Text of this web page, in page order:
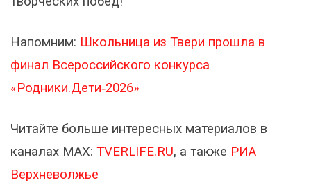
Напомним: Школьница из Твери прошла в
финал Всероссийского конкурса
«Родники.Дети‑2026»
Читайте больше интересных материалов в
каналах МАХ: TVERLIFE.RU, а также РИА
Верхневолжье